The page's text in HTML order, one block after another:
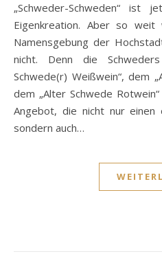
„Schweder-Schweden“ ist
Eigenkreation. Aber so
Namensgebung der
nicht. Denn die
Schwede(r) Weißwein“, dem
dem „Alter Schwede
Angebot, die nicht nur einen
sondern auch…